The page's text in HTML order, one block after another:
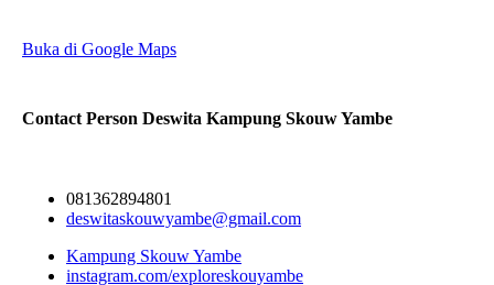
Buka di Google Maps
Contact Person Deswita Kampung Skouw Yambe
081362894801
deswitaskouwyambe@gmail.com
Kampung Skouw Yambe
instagram.com/exploreskouyambe